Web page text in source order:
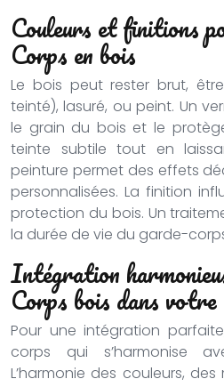
Couleurs et finitions
Corps en bois
Le bois peut rester brut,
teinté), lasuré, ou peint. Un
le grain du bois et le
teinte subtile tout en
peinture permet des effets
personnalisées. La finition
protection du bois. Un
la durée de vie du garde-
Intégration
Corps bois dans
Pour une intégration
corps qui s’harmonise
L’harmonie des couleurs,